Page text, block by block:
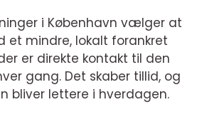
i København vælger at
et mindre, lokalt forankret
er direkte kontakt til den
gang. Det skaber tillid, og
bliver lettere i hverdagen.